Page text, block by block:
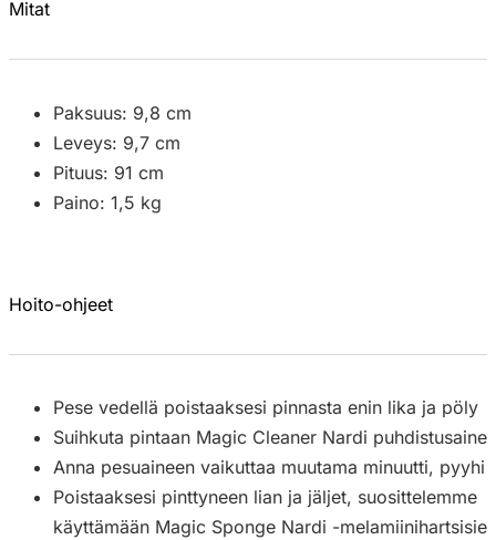
Mitat
Paksuus: 9,8 cm
Leveys: 9,7 cm
Pituus: 91 cm
Paino: 1,5 kg
Hoito-ohjeet
Pese vedellä poistaaksesi pinnasta enin lika ja pöly
Suihkuta pintaan Magic Cleaner Nardi
Anna pesuaineen vaikuttaa muutama minuutti,
Poistaaksesi pinttyneen lian ja jäljet, suosittelemme
käyttämään Magic Sponge Nardi -